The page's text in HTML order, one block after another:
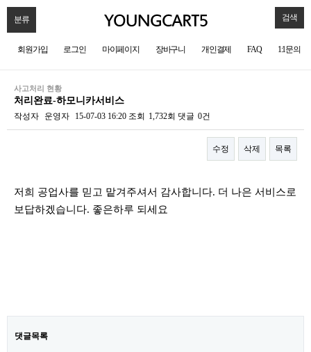
분류 검색
회원가입 로그인 마이페이지 장바구니 개인결제 FAQ 1:1문의
사고처리 현황
처리완료-하모니카서비스
작성자 운영자 15-07-03 16:20 조회 1,732회 댓글 0건
수정 삭제 목록
저희 공업사를 믿고 맡겨주셔서 감사합니다. 더 나은 서비스로
보답하겠습니다. 좋은하루 되세요
댓글목록